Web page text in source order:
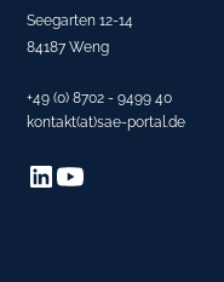
Seegarten 12-14
84187 Weng
+49 (0) 8702 - 9499 40
kontakt(at)sae-portal.de